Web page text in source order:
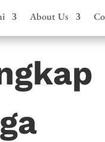
About Us